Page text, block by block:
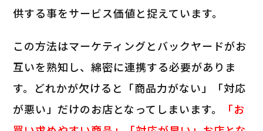
供する事をサービス価値と捉えています。
この方法はマーケティングとバックヤードがお
互いを熟知し、綿密に連携する必要がありま
す。どれかが欠けると「商品力がない」「対応
が悪い」だけのお店となってしまいます。
「お